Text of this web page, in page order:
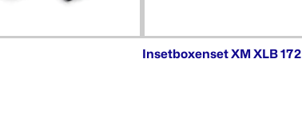
Insetboxenset XM XLB 172